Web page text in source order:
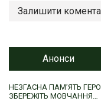
Залишити
Анонси
НЕЗГАСНА ПАМ’ЯТЬ
ЗБЕРЕЖІТЬ МОВЧАННЯ…